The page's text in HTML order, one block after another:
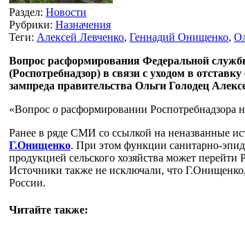
Раздел: Новости
Рубрики: Назначения
Теги: Алексей Левченко, Геннадий Онищенко,
Вопрос расформирования Федеральной
(Роспотребнадзор) в связи с уходом в
зампреда правительства Ольги Голодец
«Вопрос о расформировании Роспотребнадзора
Ранее в ряде СМИ со ссылкой на неназванные
Г.Онищенко. При этом функции санитарно-
продукцией сельского хозяйства может
Источники также не исключали, что Г.Онищенко,
России.
Читайте также: